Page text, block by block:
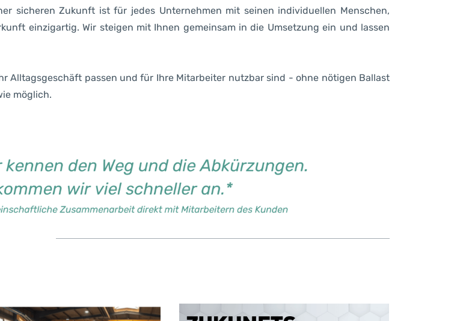
sicheren Zukunft ist für jedes Unternehmen mit seinen individuellen Menschen,
einzigartig. Wir steigen mit Ihnen gemeinsam in die Umsetzung ein und lassen
Alltagsgeschäft passen und für Ihre Mitarbeiter nutzbar sind - ohne nötigen Ballast
möglich.